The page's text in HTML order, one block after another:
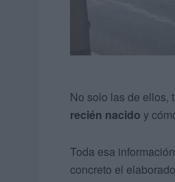
No solo las de ellos,
recién nacido y
Toda esa
concreto el